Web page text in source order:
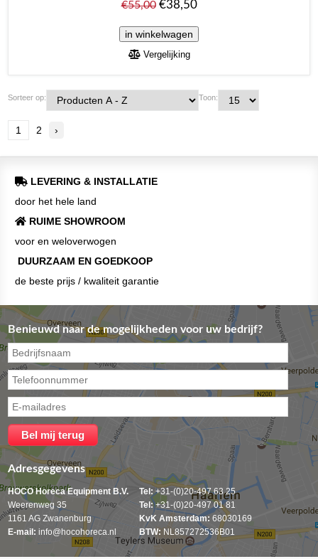
€55,00€38,50
Vergelijking
Sorteer op: Toon:
1 2 ›
LEVERING & INSTALLATIE
door het hele land
RUIME SHOWROOM
voor en weloverwogen
DUURZAAM EN GOEDKOOP
de beste prijs / kwaliteit garantie
Benieuwd naar de mogelijkheden voor uw bedrijf?
Adresgegevens
HOCO Horeca Equipment B.V.
Weerenweg 35
1161 AG Zwanenburg
E-mail: info@hocohoreca.nl
Tel:+31-(0)20-497 63 25
Tel:+31-(0)20-497 01 81
KvK Amsterdam: 68030169
BTW: NL857272536B01